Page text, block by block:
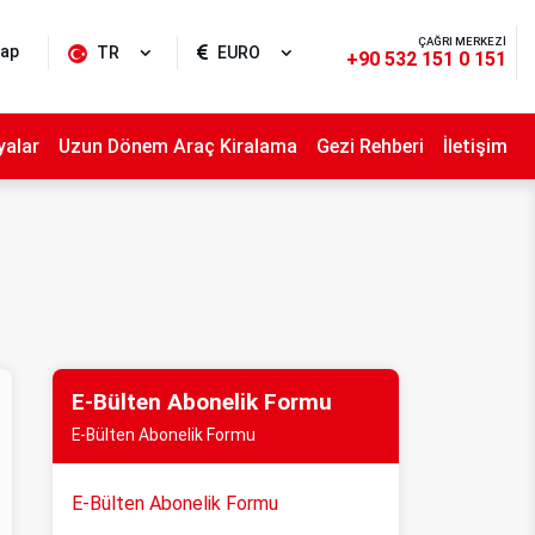
TR EURO
ÇAĞRI MERKEZİ
+90 532 151 0 151
Uzun Dönem Araç Kiralama Gezi Rehberi İletişim
E-Bülten Abonelik Formu
E-Bülten Abonelik Formu
E-Bülten Abonelik Formu